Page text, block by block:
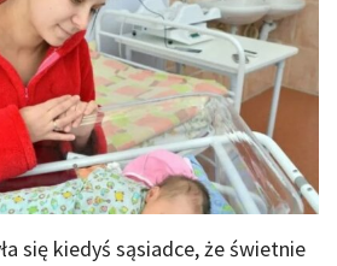
się kiedyś sąsiadce, że świetnie